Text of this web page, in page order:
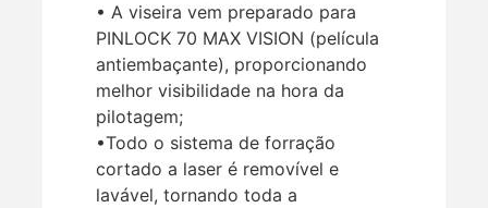
• A viseira vem preparado para
PINLOCK 70 MAX VISION (película
antiembaçante), proporcionando
melhor visibilidade na hora da
pilotagem;
•Todo o sistema de forração
cortado a laser é removível e
lavável, tornando toda a